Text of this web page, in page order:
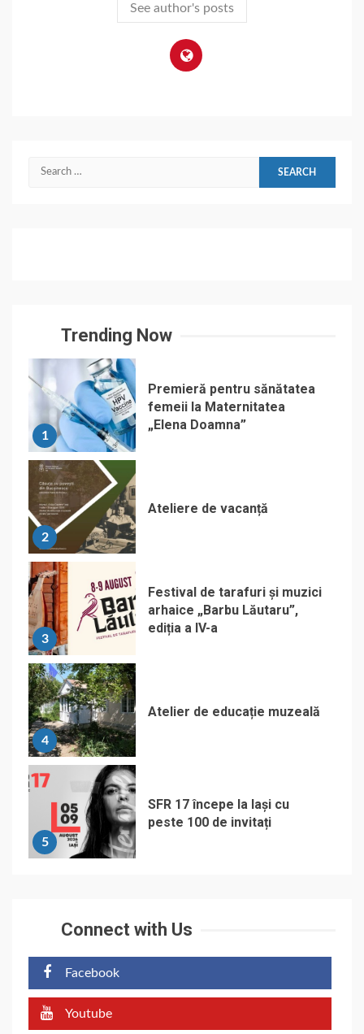
See author's posts
Search
Trending Now
1
Premieră pentru sănătatea
femeii la Maternitatea
„Elena Doamna”
2
Ateliere de vacanță
3
Festival de tarafuri și muzici
arhaice „Barbu Lăutaru”,
ediția a IV-a
4
Atelier de educație muzeală
5
SFR 17 începe la Iași cu
peste 100 de invitați
Connect with Us
Facebook
Youtube